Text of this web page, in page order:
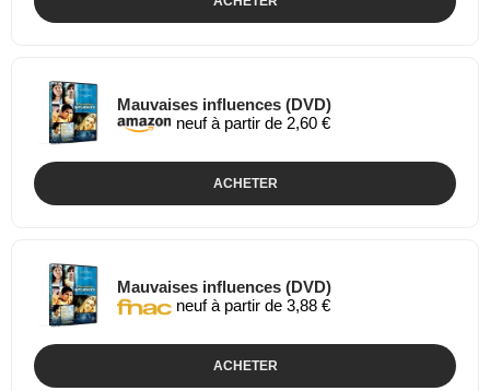
Mauvaises influences (DVD)
neuf à partir de 2,60 €
ACHETER
Mauvaises influences (DVD)
neuf à partir de 3,88 €
ACHETER